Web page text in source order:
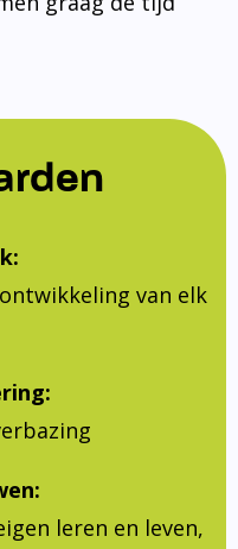
van elk
leren en leven,